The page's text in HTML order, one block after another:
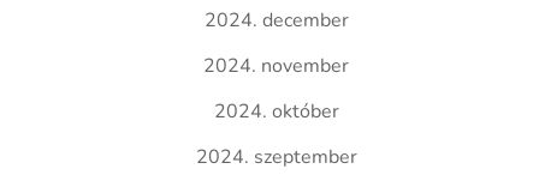
2024. december
2024. november
2024. október
2024. szeptember